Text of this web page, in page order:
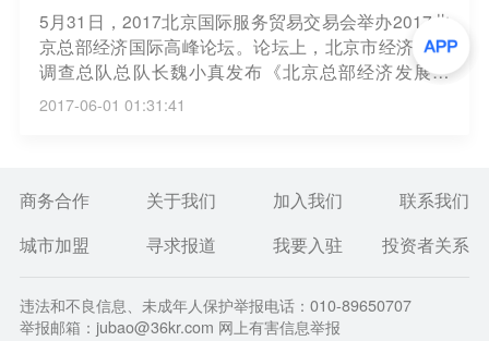
5月31日，2017北京国际服务贸易交易会举办2017北
京总部经济国际高峰论坛。论坛上，北京市经济社会
调查总队总队长魏小真发布《北京总部经济发展状
况》报告。截至目前，北京市共有总部企业4007家，
跨国公司地区总部164家、国高新企业1220家。
2017-06-01 01:31:41
商务合作 关于我们 加入我们
联系我们
城市加盟
寻求报道 我要入驻 投资者关系
违法和不良信息、未成年人保护举报电话：010-89650707
举报邮箱：jubao@36kr.com 网上有害信息举报